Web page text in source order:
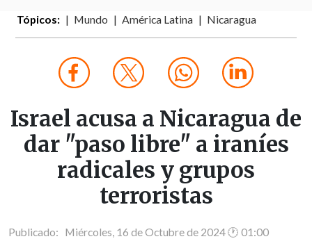
Tópicos: Mundo América Latina Nicaragua
Israel acusa a Nicaragua de
dar "paso libre" a iraníes
radicales y grupos
terroristas
Publicado: Miércoles, 16 de Octubre de 2024 🕐 01:00